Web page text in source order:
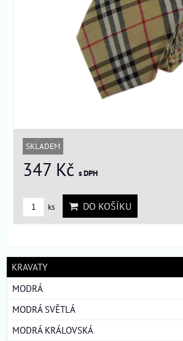
SKLADEM
347 Kč s DPH
ks DO KOŠÍKU
KRAVATY
MODRÁ
MODRÁ SVĚTLÁ
MODRÁ KRÁLOVSKÁ